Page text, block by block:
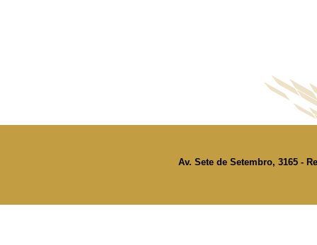
Av. Sete de Setembro, 3165 -